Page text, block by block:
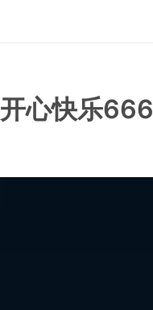
开心快乐666